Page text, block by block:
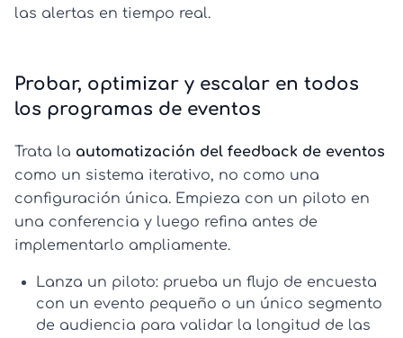
las alertas en tiempo real.
Probar, optimizar y escalar en todos
los programas de eventos
Trata la automatización del feedback de eventos
como un sistema iterativo, no como una
configuración única. Empieza con un piloto en
una conferencia y luego refina antes de
implementarlo ampliamente.
Lanza un piloto: prueba un flujo de encuesta
con un evento pequeño o un único segmento
de audiencia para validar la longitud de las